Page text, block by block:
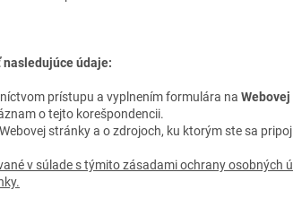
nasledujúce údaje:
prístupu a vyplnením formulára na
o tejto korešpondencii.
stránky a o zdrojoch, ku ktorým ste sa
v súlade s týmito zásadami ochrany osobných